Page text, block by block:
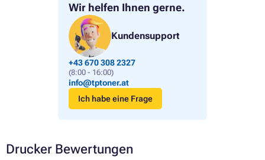
Wir helfen Ihnen gerne.
Kundensupport
+43 670 308 2327
(8:00 - 16:00)
info@tptoner.at
Ich habe eine Frage
Drucker Bewertungen